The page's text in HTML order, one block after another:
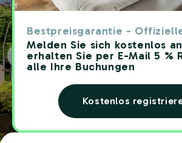
Bestpreisgarantie -
Melden Sie sich kostenlos
erhalten Sie per E-Mail 5 %
alle Ihre Buchungen
Kostenlos